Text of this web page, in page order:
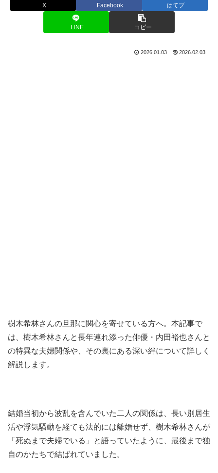
X Facebook はてブ
LINE コピー
2026.01.03 2026.02.03
樹木希林さんの旦那に関心を寄せている方へ。本記事で
は、樹木希林さんと長年連れ添った俳優・内田裕也さんと
の特異な夫婦関係や、その裏にある深い絆について詳しく
解説します。
結婚当初から波乱を含んでいた二人の関係は、長い別居生
活や浮気騒動を経ても法的には離婚せず、樹木希林さんが
「死ぬまで夫婦でいる」と語っていたように、最後まで独
自のかたちで結ばれていました。